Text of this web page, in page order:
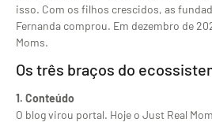
isso. Com os filhos crescidos, as
Fernanda comprou. Em dezembro de
Moms.
Os três braços do
1. Conteúdo
O blog virou portal. Hoje o Just Real